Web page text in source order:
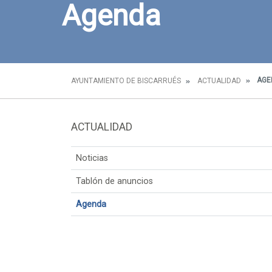
Agenda
AYUNTAMIENTO DE BISCARRUÉS ACTUALIDAD
ACTUALIDAD
Noticias
Tablón de anuncios
Agenda